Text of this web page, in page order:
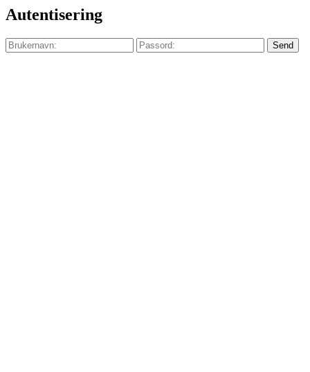
Autentisering